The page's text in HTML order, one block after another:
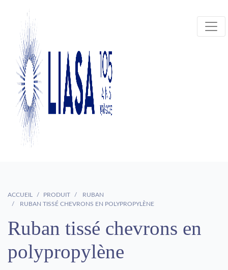
ACCUEIL PRODUIT
RUBAN
RUBAN TISSÉ CHEVRONS EN POLYPROPYLÈNE
Ruban tissé chevrons en
polypropylène